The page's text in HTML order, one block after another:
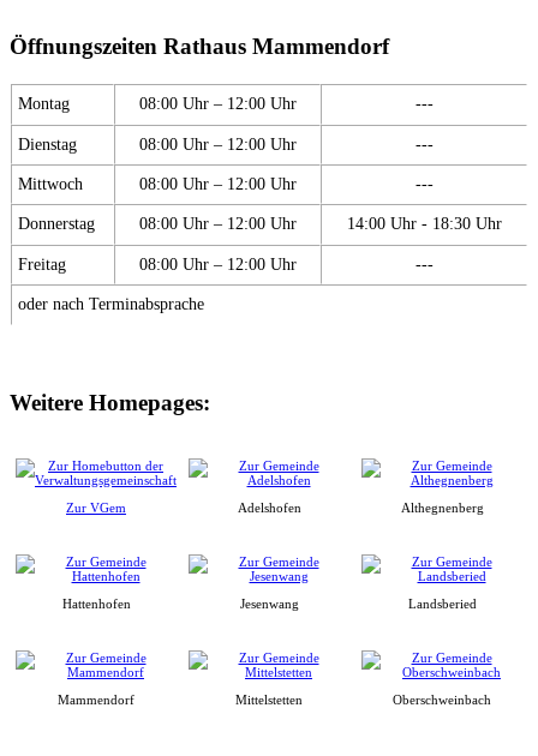
Öffnungszeiten Rathaus Mammendorf
Montag 08:00 Uhr – 12:00 Uhr ---
Dienstag 08:00 Uhr – 12:00 Uhr ---
Mittwoch 08:00 Uhr – 12:00 Uhr ---
Donnerstag 08:00 Uhr – 12:00 Uhr 14:00 Uhr - 18:30 Uhr
Freitag 08:00 Uhr – 12:00 Uhr ---
oder nach Terminabsprache
Weitere Homepages:
Zur VGem Adelshofen Althegnenberg
Hattenhofen Jesenwang Landsberied
Mammendorf Mittelstetten Oberschweinbach